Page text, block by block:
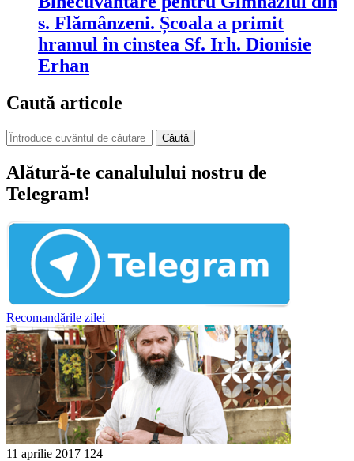
s. Flămânzeni. Școala a primit
hramul în cinstea Sf. Irh. Dionisie
Erhan
Caută articole
Căută
Alătură-te canalulului nostru de
Telegram!
Recomandările zilei
11 aprilie 2017 124